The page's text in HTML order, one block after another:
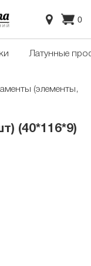
0
Латунные
(элементы,
(40*116*9)